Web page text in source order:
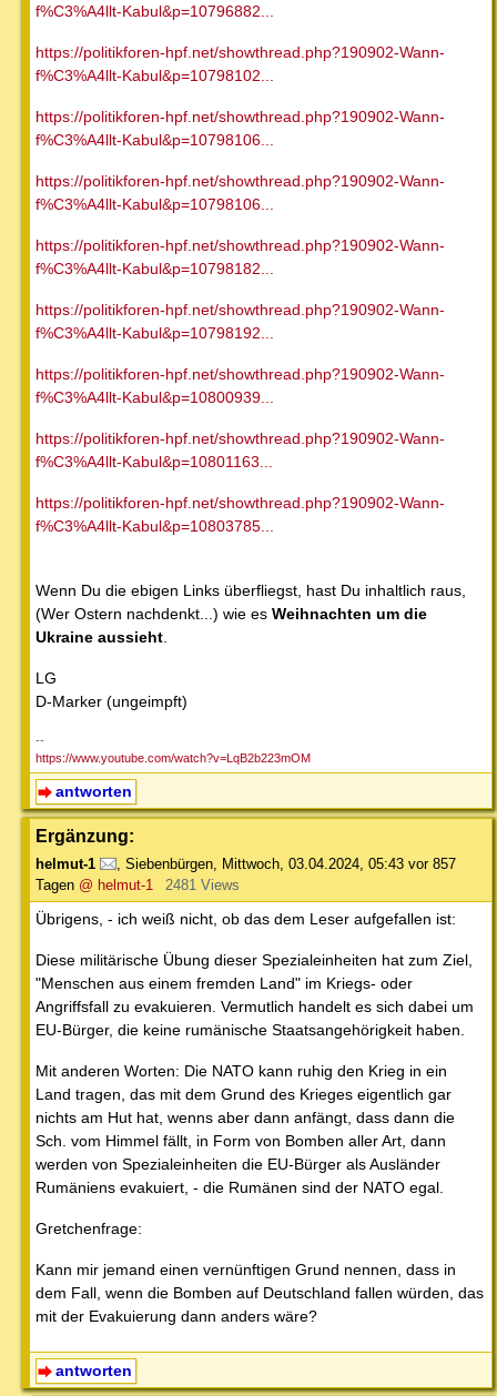
f%C3%A4llt-Kabul&p=10796882...
https://politikforen-hpf.net/showthread.php?190902-Wann-
f%C3%A4llt-Kabul&p=10798102...
https://politikforen-hpf.net/showthread.php?190902-Wann-
f%C3%A4llt-Kabul&p=10798106...
https://politikforen-hpf.net/showthread.php?190902-Wann-
f%C3%A4llt-Kabul&p=10798106...
https://politikforen-hpf.net/showthread.php?190902-Wann-
f%C3%A4llt-Kabul&p=10798182...
https://politikforen-hpf.net/showthread.php?190902-Wann-
f%C3%A4llt-Kabul&p=10798192...
https://politikforen-hpf.net/showthread.php?190902-Wann-
f%C3%A4llt-Kabul&p=10800939...
https://politikforen-hpf.net/showthread.php?190902-Wann-
f%C3%A4llt-Kabul&p=10801163...
https://politikforen-hpf.net/showthread.php?190902-Wann-
f%C3%A4llt-Kabul&p=10803785...
Wenn Du die ebigen Links überfliegst, hast Du inhaltlich raus,
(Wer Ostern nachdenkt...) wie es Weihnachten um die
Ukraine aussieht.
LG
D-Marker (ungeimpft)
--
https://www.youtube.com/watch?v=LqB2b223mOM
antworten
Ergänzung:
helmut-1 , Siebenbürgen, Mittwoch, 03.04.2024, 05:43 vor 857
Tagen @ helmut-1 2481 Views
Übrigens, - ich weiß nicht, ob das dem Leser aufgefallen ist:
Diese militärische Übung dieser Spezialeinheiten hat zum Ziel,
"Menschen aus einem fremden Land" im Kriegs- oder
Angriffsfall zu evakuieren. Vermutlich handelt es sich dabei um
EU-Bürger, die keine rumänische Staatsangehörigkeit haben.
Mit anderen Worten: Die NATO kann ruhig den Krieg in ein
Land tragen, das mit dem Grund des Krieges eigentlich gar
nichts am Hut hat, wenns aber dann anfängt, dass dann die
Sch. vom Himmel fällt, in Form von Bomben aller Art, dann
werden von Spezialeinheiten die EU-Bürger als Ausländer
Rumäniens evakuiert, - die Rumänen sind der NATO egal.
Gretchenfrage:
Kann mir jemand einen vernünftigen Grund nennen, dass in
dem Fall, wenn die Bomben auf Deutschland fallen würden, das
mit der Evakuierung dann anders wäre?
antworten